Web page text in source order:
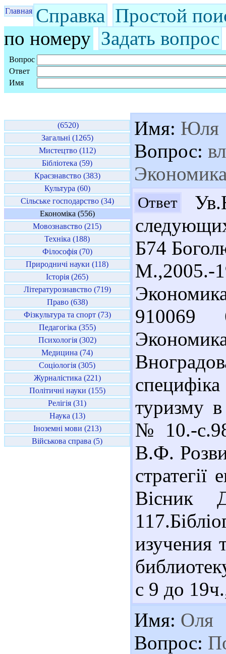
Главная Справка Простой
по номеру Задать вопрос
Вопрос
Ответ
Имя
(6520)
Загальні (1265)
Мистецтво (112)
Бібліотека (59)
Краєзнавство (383)
Культура (60)
Сільське господарство (34)
Економіка (556)
Мовознавство (215)
Техніка (188)
Філософія (70)
Природничі науки (118)
Історія (265)
Літературознавство (719)
Право (638)
Фізкультура та спорт (73)
Педагогіка (355)
Психологія (302)
Медицина (74)
Соціологія (305)
Журналістика (221)
Політичні науки (155)
Релігія (31)
Наука (13)
Іноземні мови (213)
Військова справа (5)
Имя: Юля
Вопрос:
Ответ
Б74
М.,2005.-
910069
туризму
№ 10.-
В.Ф.
стратегії
Вісник
изучения
с 9 до
Имя: Оля
Вопрос: